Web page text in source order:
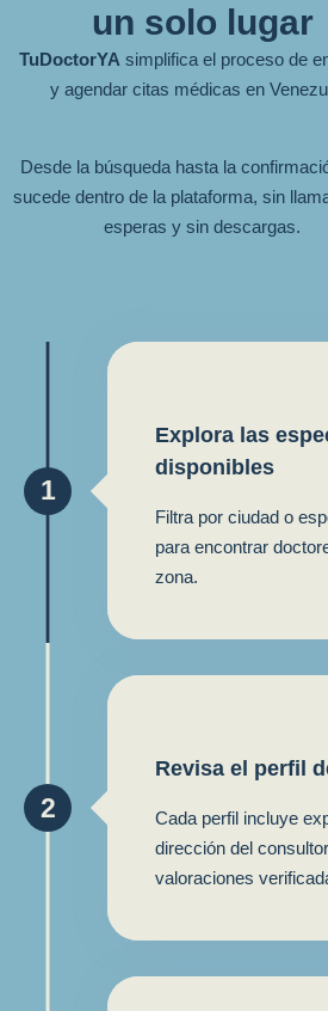
un solo lugar
TuDoctorYA simplifica el proceso de
y agendar citas médicas en
Desde la búsqueda hasta la
sucede dentro de la plataforma, sin
esperas y sin descargas.
Explora las
disponibles
Filtra por ciudad o
para encontrar
zona.
1
Revisa el perfil
Cada perfil incluye
dirección del
valoraciones
2